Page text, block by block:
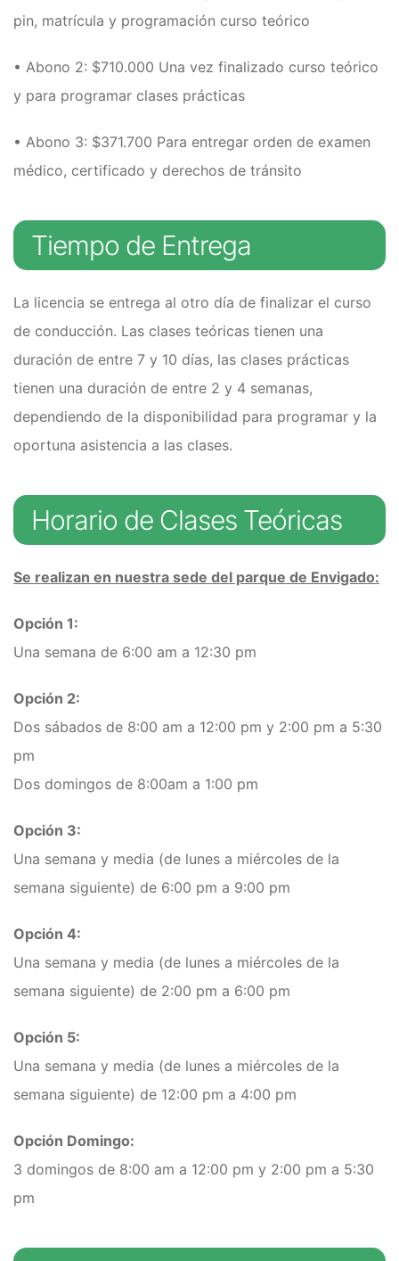
pin, matrícula y programación curso teórico
• Abono 2: $710.000 Una vez finalizado curso teórico
y para programar clases prácticas
• Abono 3: $371.700 Para entregar orden de examen
médico, certificado y derechos de tránsito
Tiempo de Entrega
La licencia se entrega al otro día de finalizar el curso
de conducción. Las clases teóricas tienen una
duración de entre 7 y 10 días, las clases prácticas
tienen una duración de entre 2 y 4 semanas,
dependiendo de la disponibilidad para programar y la
oportuna asistencia a las clases.
Horario de Clases Teóricas
Se realizan en nuestra sede del parque de Envigado:
Opción 1:
Una semana de 6:00 am a 12:30 pm
Opción 2:
Dos sábados de 8:00 am a 12:00 pm y 2:00 pm a 5:30
pm
Dos domingos de 8:00am a 1:00 pm
Opción 3:
Una semana y media (de lunes a miércoles de la
semana siguiente) de 6:00 pm a 9:00 pm
Opción 4:
Una semana y media (de lunes a miércoles de la
semana siguiente) de 2:00 pm a 6:00 pm
Opción 5:
Una semana y media (de lunes a miércoles de la
semana siguiente) de 12:00 pm a 4:00 pm
Opción Domingo:
3 domingos de 8:00 am a 12:00 pm y 2:00 pm a 5:30
pm